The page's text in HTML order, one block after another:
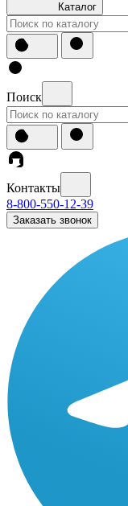
Каталог
Поиск
Контакты
8-800-550-12-39
Заказать звонок